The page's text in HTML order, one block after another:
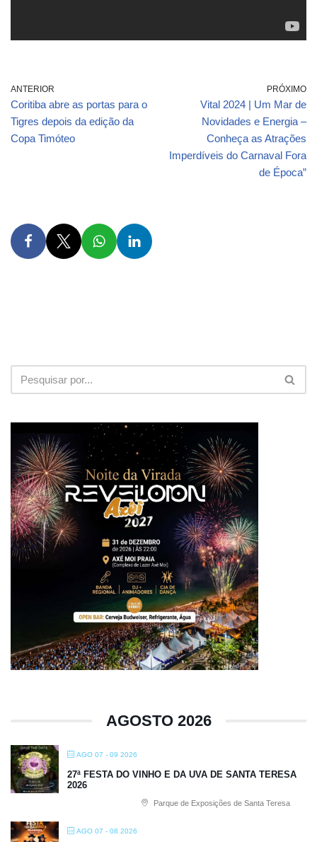
ANTERIOR
Coritiba abre as portas para o
Tigres depois da edição da
Copa Timóteo
PRÓXIMO
Vital 2024 | Um Mar de
Novidades e Energia –
Conheça as Atrações
Imperdíveis do Carnaval Fora
de Época”
AGOSTO 2026
AGO 07 - 09 2026
27ª FESTA DO VINHO E DA UVA DE SANTA TERESA
2026
Parque de Exposições de Santa Teresa
AGO 07 - 08 2026